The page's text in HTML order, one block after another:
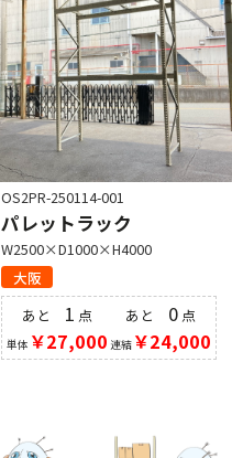
OS2PR-250114-001
パレットラック
W2500×D1000×H4000
大阪
あと 1 点
単体 ￥27,000
あと 0点
連結￥24,000